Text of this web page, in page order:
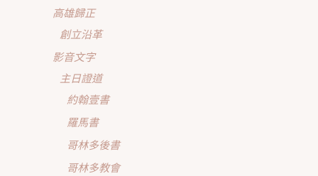
高雄歸正
創立沿革
影音文字
主日證道
約翰壹書
羅馬書
哥林多後書
哥林多教會